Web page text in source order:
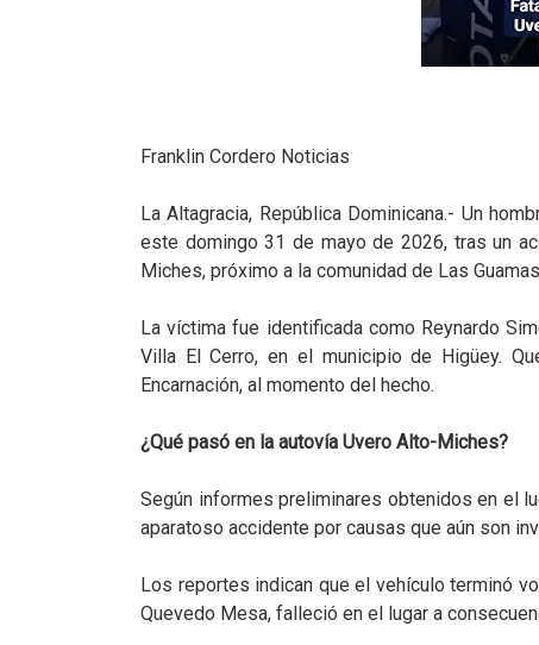
Franklin Cordero Noticias
La Altagracia, República Dominicana.- Un
este domingo 31 de mayo de 2026, tras un
Miches, próximo a la comunidad de Las
La víctima fue identificada como Reynardo
Villa El Cerro, en el municipio de Higüey.
Encarnación, al momento del hecho.
¿Qué pasó en la autovía Uvero Alto-Miches?
Según informes preliminares obtenidos en el
aparatoso accidente por causas que aún son
Los reportes indican que el vehículo terminó
Quevedo Mesa, falleció en el lugar a